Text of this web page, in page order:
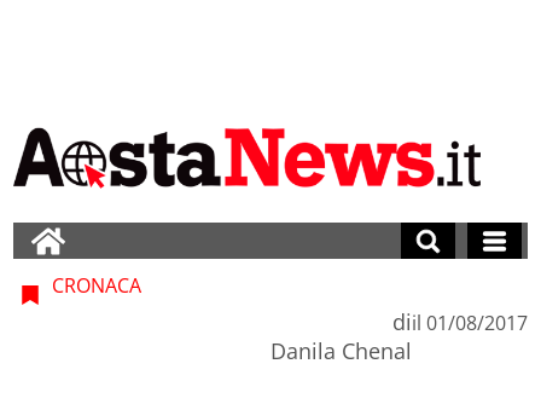
CRONACA
di
Danila Chenal
il 01/08/2017